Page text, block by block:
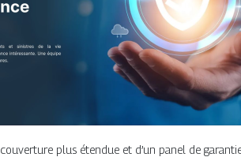
plus étendue et d’un panel de